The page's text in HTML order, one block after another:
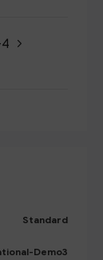
Standard
Demo3